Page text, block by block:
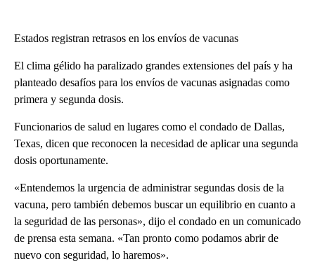
Estados registran retrasos en los envíos de vacunas
El clima gélido ha paralizado grandes extensiones del país y ha
planteado desafíos para los envíos de vacunas asignadas como
primera y segunda dosis.
Funcionarios de salud en lugares como el condado de Dallas,
Texas, dicen que reconocen la necesidad de aplicar una segunda
dosis oportunamente.
«Entendemos la urgencia de administrar segundas dosis de la
vacuna, pero también debemos buscar un equilibrio en cuanto a
la seguridad de las personas», dijo el condado en un comunicado
de prensa esta semana. «Tan pronto como podamos abrir de
nuevo con seguridad, lo haremos».